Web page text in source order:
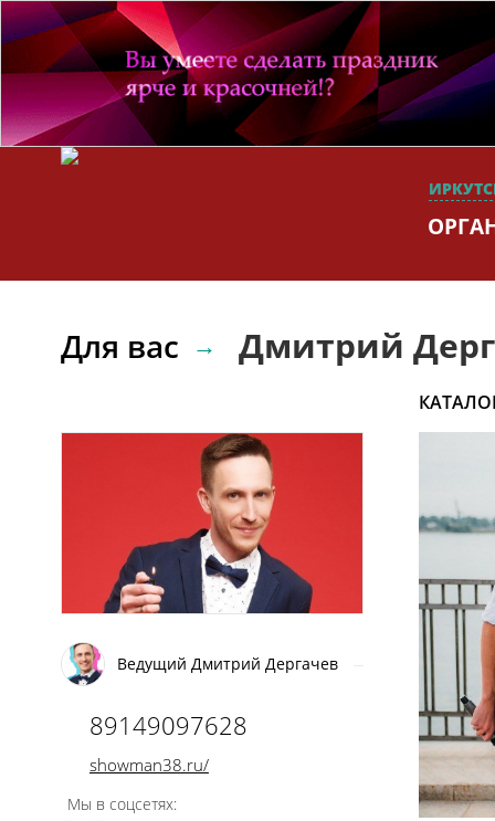
Для вас Дмитрий
Ведущий Дмитрий Дергачев
89149097628
showman38.ru/
Мы в соцсетях: